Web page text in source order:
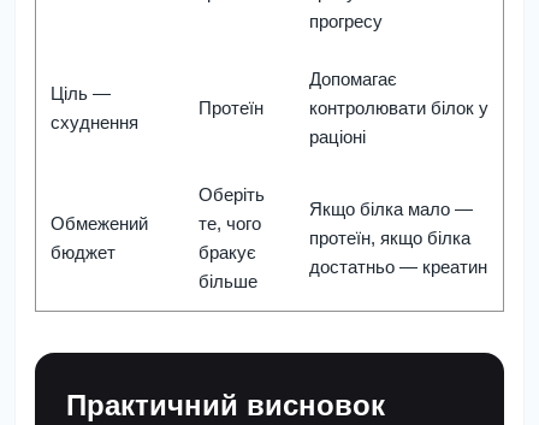
прогресу
Ціль —
схуднення
Протеїн
Допомагає
контролювати білок у
раціоні
Обмежений
бюджет
Оберіть
те, чого
бракує
більше
Якщо білка мало —
протеїн, якщо білка
достатньо — креатин
Практичний висновок